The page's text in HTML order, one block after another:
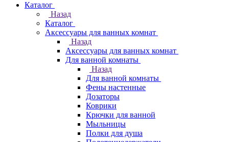
Каталог
Назад
Каталог
Аксессуары для ванных комнат
Назад
Аксессуары для ванных комнат
Для ванной комнаты
Назад
Для ванной комнаты
Фены настенные
Дозаторы
Коврики
Крючки для ванной
Мыльницы
Полки для душа